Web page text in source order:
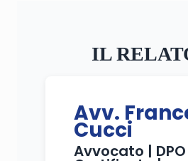
IL
Avv.
Cucci
Avvocato | DPO